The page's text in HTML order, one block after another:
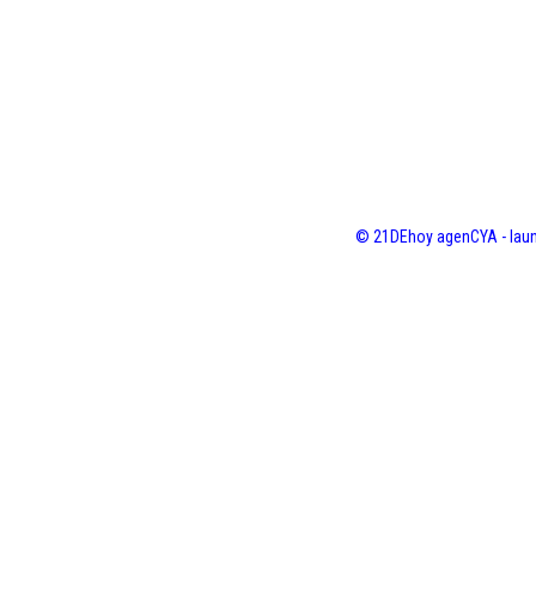
© 21DEhoy agenCYA -